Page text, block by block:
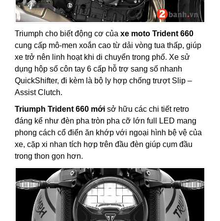
Triumph cho biết động cơ của xe moto Trident 660
cung cấp mô-men xoắn cao từ dải vòng tua thấp, giúp
xe trở nên linh hoạt khi di chuyển trong phố. Xe sử
dụng hộp số côn tay 6 cấp hỗ trợ sang số nhanh
QuickShifter, đi kèm là bộ ly hợp chống trượt Slip –
Assist Clutch.
Triumph Trident 660 mới sở hữu các chi tiết retro
đáng kể như đèn pha tròn pha cỡ lớn full LED mang
phong cách cổ điển ăn khớp với ngoại hình bệ vệ của
xe, cặp xi nhan tích hợp trên đầu đèn giúp cụm đầu
trong thon gọn hơn.